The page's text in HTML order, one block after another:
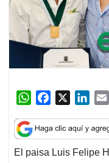
W
a
t
s
c
e
b
n
k
e
El paisa Luis Felipe